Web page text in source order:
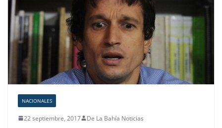
NACIONALES
22 septiembre, 2017 De La Bahía Noticias